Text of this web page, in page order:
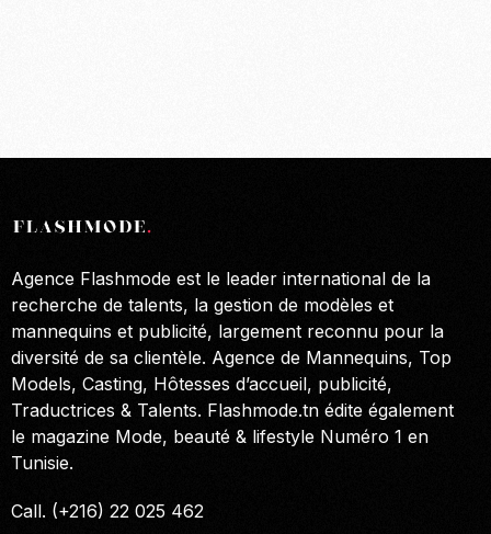
Agence Flashmode est le leader international de la
recherche de talents, la gestion de modèles et
mannequins et publicité, largement reconnu pour la
diversité de sa clientèle. Agence de Mannequins, Top
Models, Casting, Hôtesses d’accueil, publicité,
Traductrices & Talents. Flashmode.tn édite également
le magazine Mode, beauté & lifestyle Numéro 1 en
Tunisie.
Call. (+216) 22 025 462